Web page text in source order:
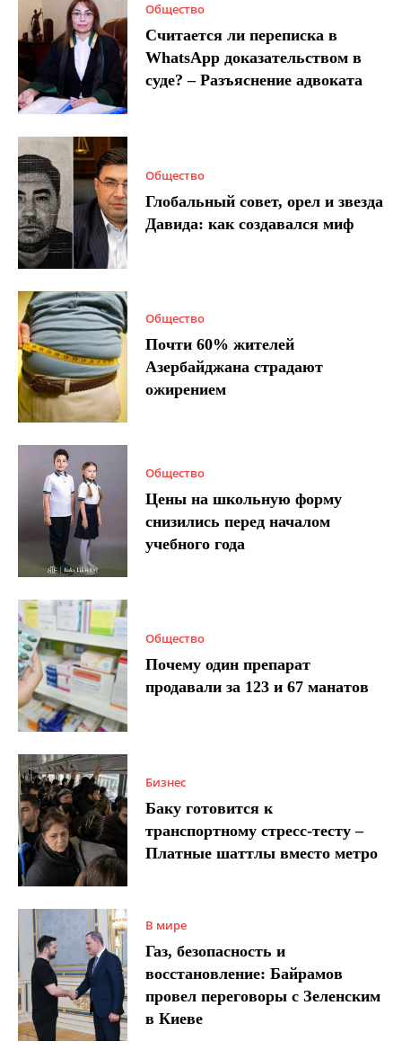
Общество
Считается ли переписка в
WhatsApp доказательством в
суде? – Разъяснение адвоката
Общество
Глобальный совет, орел и звезда
Давида: как создавался миф
Общество
Почти 60% жителей
Азербайджана страдают
ожирением
Общество
Цены на школьную форму
снизились перед началом
учебного года
Общество
Почему один препарат
продавали за 123 и 67 манатов
Бизнес
Баку готовится к
транспортному стресс-тесту –
Платные шаттлы вместо метро
В мире
Газ, безопасность и
восстановление: Байрамов
провел переговоры с Зеленским
в Киеве